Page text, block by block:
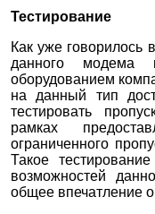
Тестирование
Как уже говорилось
данного модема
оборудованием
на данный тип
тестировать
рамках
ограниченного
Такое
возможностей
общее впечатление